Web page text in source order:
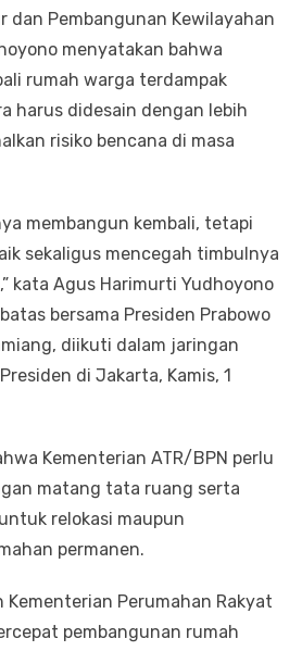
Pembangunan Kewilayahan
menyatakan bahwa
rumah warga terdampak
harus didesain dengan lebih
risiko bencana di masa
membangun kembali, tetapi
sekaligus mencegah timbulnya
kata Agus Harimurti Yudhoyono
bersama Presiden Prabowo
diikuti dalam jaringan
di Jakarta, Kamis, 1
Kementerian ATR/BPN perlu
matang tata ruang serta
relokasi maupun
permanen.
Kementerian Perumahan Rakyat
pembangunan rumah